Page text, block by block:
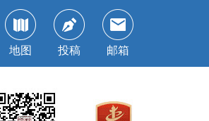
地图 投稿 邮箱